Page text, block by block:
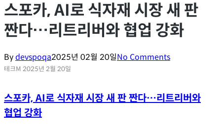
스포카, AI로 식자재 시장 새 판
짠다…리트리버와 협업 강화
Bydevspoqa2025년 02월 20일No Comments
테크M 2025년 2월 20일
스포카, AI로 식자재 시장 새 판 짠다…리트리버와
협업 강화
스포카 한 산스